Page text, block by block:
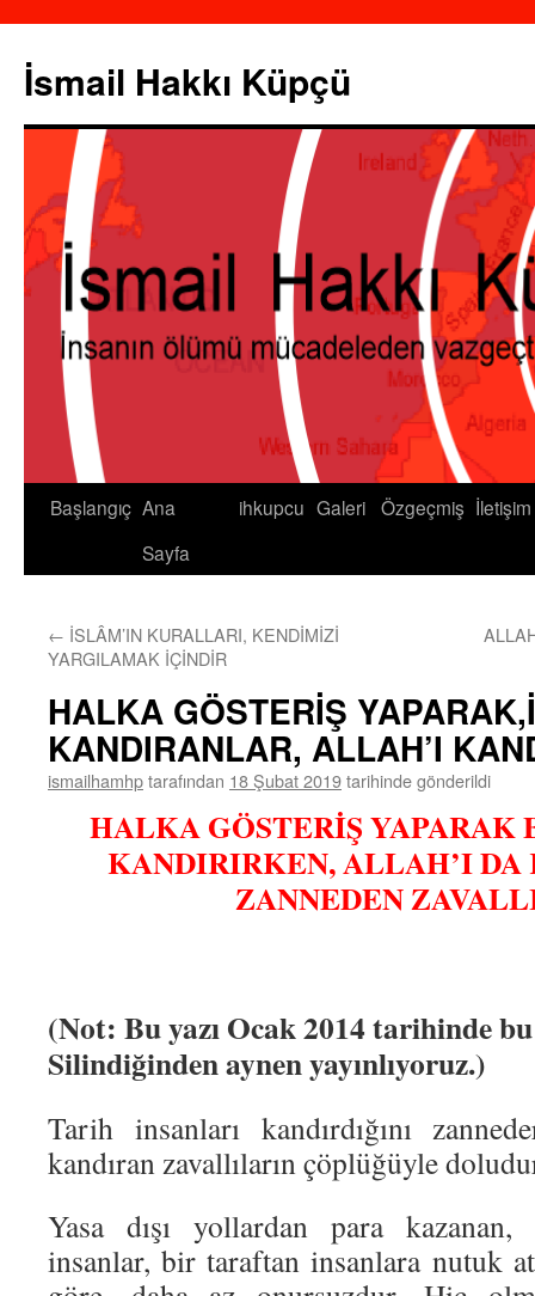
İsmail Hakkı Küpçü
Başlangıç Ana
Sayfa
ihkupcu Galeri Özgeçmiş İletişim
← İSLÂM’IN KURALLARI, KENDİMİZİ
YARGILAMAK İÇİNDİR
HALKA GÖSTERİŞ
KANDIRANLAR, ALLAH’I
ismailhamhptarafından 18 Şubat 2019tarihinde gönderildi
HALKA GÖSTERİŞ YAPARAK
KANDIRIRKEN, ALLAH’I
ZANNEDEN
(Not: Bu yazı Ocak 2014 tarihinde bu
Silindiğinden aynen yayınlıyoruz.)
Tarih insanları kandırdığını
kandıran zavallıların çöplüğüyle
Yasa dışı yollardan para
insanlar, bir taraftan insanlara nutuk